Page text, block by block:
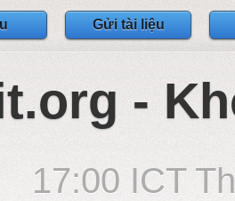
Gửi tài liệu
-
17:00 ICT